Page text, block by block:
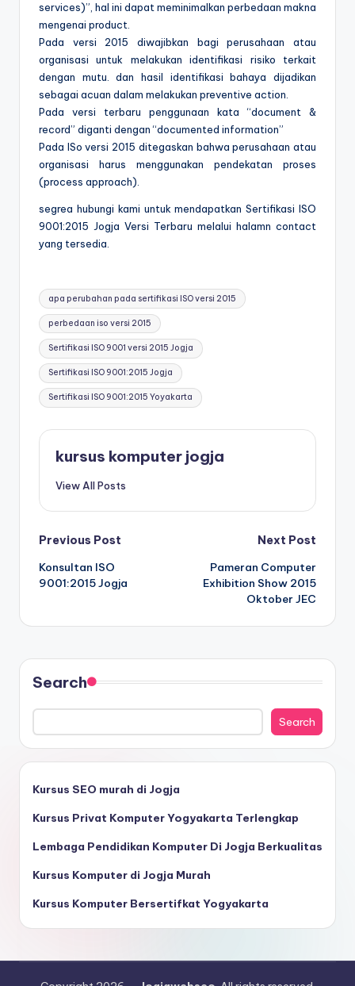
services)”, hal ini dapat meminimalkan perbedaan makna
mengenai product.
Pada versi 2015 diwajibkan bagi perusahaan atau
organisasi untuk melakukan identifikasi risiko terkait
dengan mutu. dan hasil identifikasi bahaya dijadikan
sebagai acuan dalam melakukan preventive action.
Pada versi terbaru penggunaan kata “document &
record” diganti dengan “documented information”
Pada ISo versi 2015 ditegaskan bahwa perusahaan atau
organisasi harus menggunakan pendekatan proses
(process approach).
segrea hubungi kami untuk mendapatkan Sertifikasi ISO
9001:2015 Jogja Versi Terbaru melalui halamn contact
yang tersedia.
apa perubahan pada sertifikasi ISO versi 2015
perbedaan iso versi 2015
Sertifikasi ISO 9001 versi 2015 Jogja
Sertifikasi ISO 9001:2015 Jogja
Sertifikasi ISO 9001:2015 Yoyakarta
kursus komputer jogja
View All Posts
Previous Post
Konsultan ISO
9001:2015 Jogja
Next Post
Pameran Computer
Exhibition Show 2015
Oktober JEC
Search
Search
Kursus SEO murah di Jogja
Kursus Privat Komputer Yogyakarta Terlengkap
Lembaga Pendidikan Komputer Di Jogja Berkualitas
Kursus Komputer di Jogja Murah
Kursus Komputer Bersertifkat Yogyakarta